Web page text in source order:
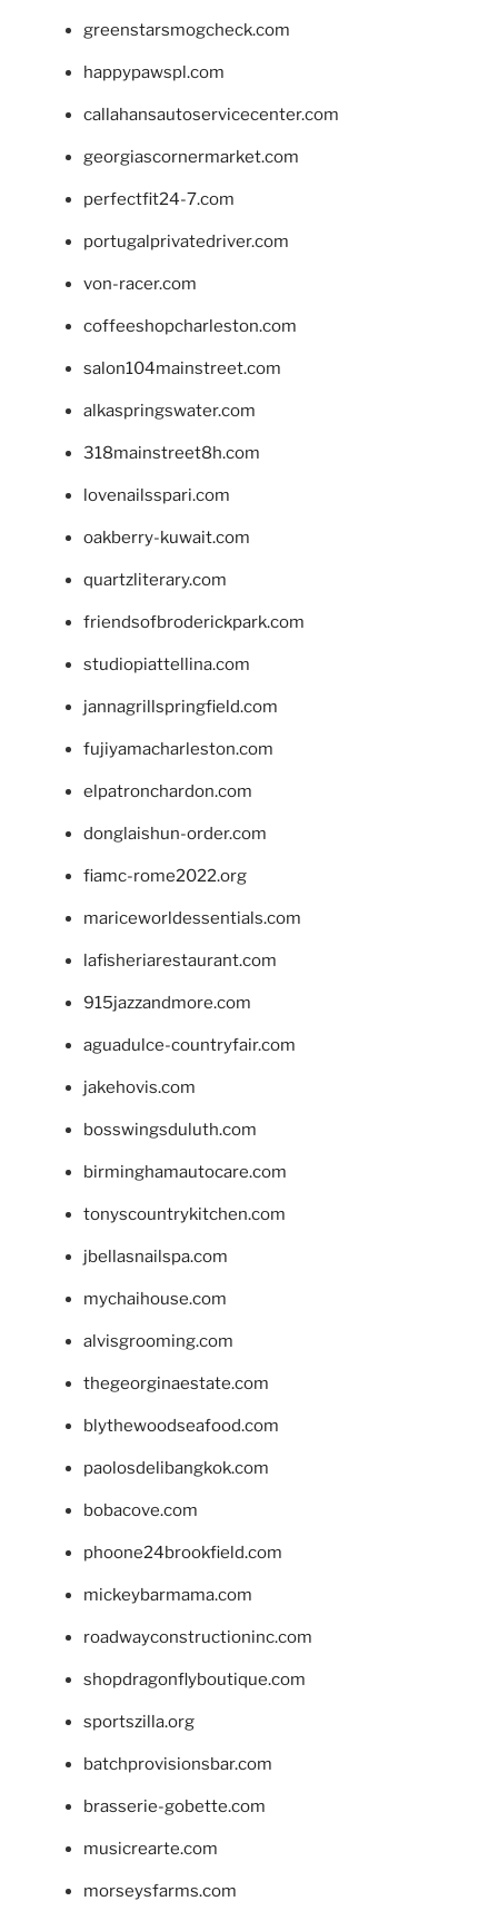
greenstarsmogcheck.com
happypawspl.com
callahansautoservicecenter.com
georgiascornermarket.com
perfectfit24-7.com
portugalprivatedriver.com
von-racer.com
coffeeshopcharleston.com
salon104mainstreet.com
alkaspringswater.com
318mainstreet8h.com
lovenailsspari.com
oakberry-kuwait.com
quartzliterary.com
friendsofbroderickpark.com
studiopiattellina.com
jannagrillspringfield.com
fujiyamacharleston.com
elpatronchardon.com
donglaishun-order.com
fiamc-rome2022.org
mariceworldessentials.com
lafisheriarestaurant.com
915jazzandmore.com
aguadulce-countryfair.com
jakehovis.com
bosswingsduluth.com
birminghamautocare.com
tonyscountrykitchen.com
jbellasnailspa.com
mychaihouse.com
alvisgrooming.com
thegeorginaestate.com
blythewoodseafood.com
paolosdelibangkok.com
bobacove.com
phoone24brookfield.com
mickeybarmama.com
roadwayconstructioninc.com
shopdragonflyboutique.com
sportszilla.org
batchprovisionsbar.com
brasserie-gobette.com
musicrearte.com
morseysfarms.com